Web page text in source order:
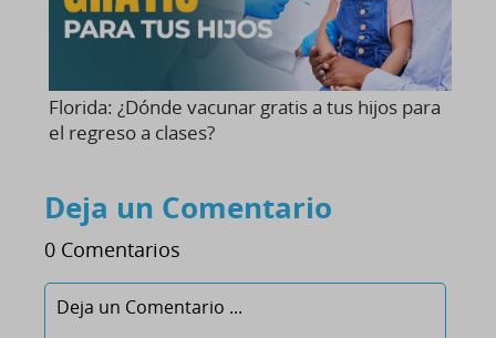
Florida: ¿Dónde vacunar gratis a tus hijos para
el regreso a clases?
Deja un Comentario
0 Comentarios